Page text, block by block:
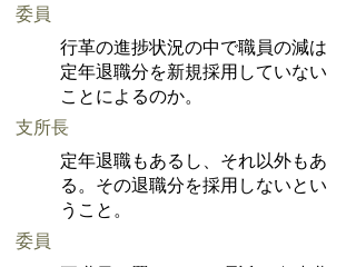
委員
行革の進捗状況の中で職員の減は
定年退職分を新規採用していない
ことによるのか。
支所長
定年退職もあるし、それ以外もあ
る。その退職分を採用しないとい
うこと。
委員